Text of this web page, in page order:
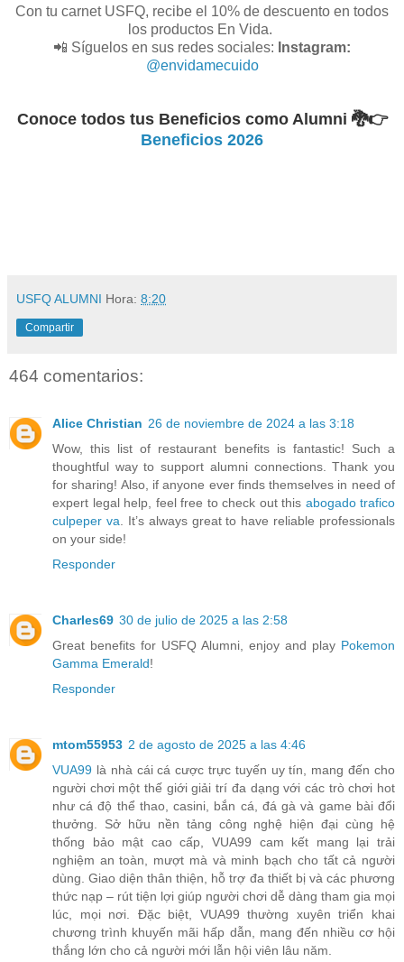
Con tu carnet USFQ, recibe el 10% de descuento en todos
los productos En Vida.
📲 Síguelos en sus redes sociales: Instagram:
@envidamecuido
Conoce todos tus Beneficios como Alumni 🐉👉
Beneficios 2026
USFQ ALUMNI Hora: 8:20
Compartir
464 comentarios:
Alice Christian 26 de noviembre de 2024 a las 3:18
Wow, this list of restaurant benefits is fantastic! Such a
thoughtful way to support alumni connections. Thank you
for sharing! Also, if anyone ever finds themselves in need of
expert legal help, feel free to check out this abogado trafico
culpeper va . It’s always great to have reliable professionals
on your side!
Responder
Charles69 30 de julio de 2025 a las 2:58
Great benefits for USFQ Alumni, enjoy and play Pokemon
Gamma Emerald!
Responder
mtom55953 2 de agosto de 2025 a las 4:46
VUA99 là nhà cái cá cược trực tuyến uy tín, mang đến cho
người chơi một thế giới giải trí đa dạng với các trò chơi hot
như cá độ thể thao, casini, bắn cá, đá gà và game bài đổi
thưởng. Sở hữu nền tảng công nghệ hiện đại cùng hệ
thống bảo mật cao cấp, VUA99 cam kết mang lại trải
nghiệm an toàn, mượt mà và minh bạch cho tất cả người
dùng. Giao diện thân thiện, hỗ trợ đa thiết bị và các phương
thức nạp – rút tiện lợi giúp người chơi dễ dàng tham gia mọi
lúc, mọi nơi. Đặc biệt, VUA99 thường xuyên triển khai
chương trình khuyến mãi hấp dẫn, mang đến nhiều cơ hội
thắng lớn cho cả người mới lẫn hội viên lâu năm.